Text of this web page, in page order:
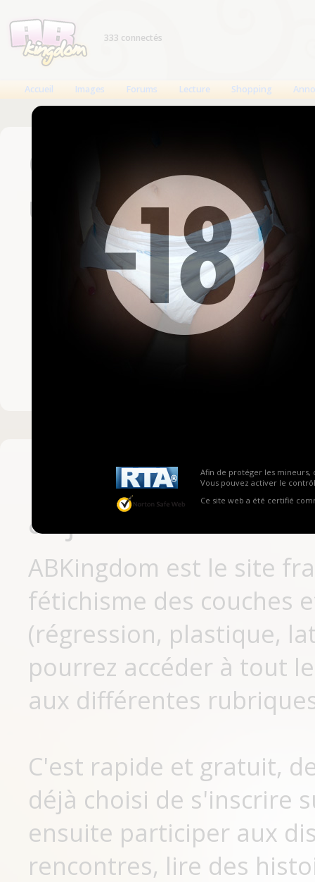
Afin de protéger les mineurs,
Vous pouvez activer le
Ce site web a été certifié
333 connectés
Accueil Images Forums Lecture Shopping
Connexion
Un compte est
Nom d'utilisateur
Mot de passe
Pas encore
aujourd'hui
ABKingdom est le site
fétichisme des couches
(régression, plastique,
pourrez accéder à tout
aux différentes
C'est rapide et gratuit,
déjà choisi de s'inscrire
ensuite participer aux
rencontres, lire des